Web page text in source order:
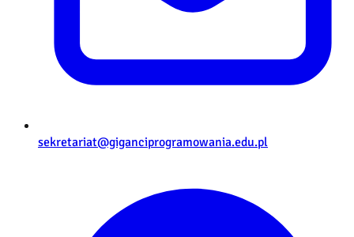
sekretariat@giganciprogramowania.edu.pl